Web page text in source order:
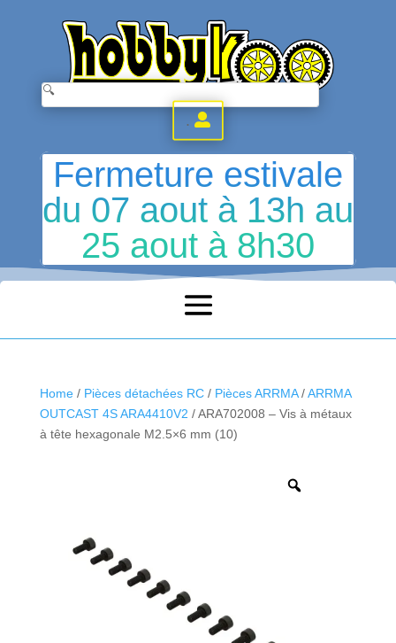
.
Fermeture estivale
du 07 aout à 13h au
25 aout à 8h30
Home/ Pièces détachées RC/ Pièces ARRMA/ARRMA
OUTCAST 4S ARA4410V2 / ARA702008 – Vis à métaux
à tête hexagonale M2.5×6 mm (10)